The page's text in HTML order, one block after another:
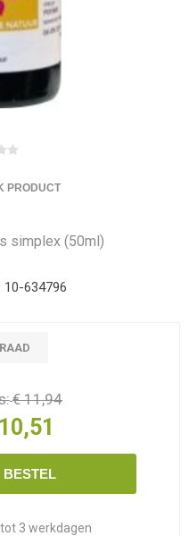
PRODUCT
simplex (50ml)
10-634796
€ 11,94
BESTEL
3 werkdagen